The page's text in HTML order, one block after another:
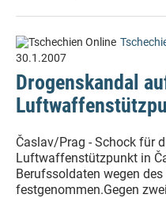
30.1.2007
Drogenskandal
Časlav/Prag - Schock für
Luftwaffenstützpunkt in
Berufssoldaten wegen
festgenommen.Gegen